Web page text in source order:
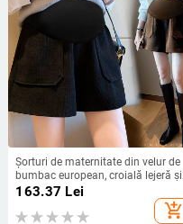
Șorturi de maternitate din velur de
bumbac european, croială lejeră și
largă, lungime 3/4, talie medie cu
163.37 Lei
add_shopping_cart